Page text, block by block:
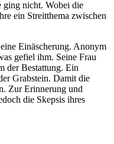
ging nicht. Wobei die
ein Streitthema zwischen
Einäscherung. Anonym
gefiel ihm. Seine Frau
der Bestattung. Ein
Grabstein. Damit die
Zur Erinnerung und
die Skepsis ihres